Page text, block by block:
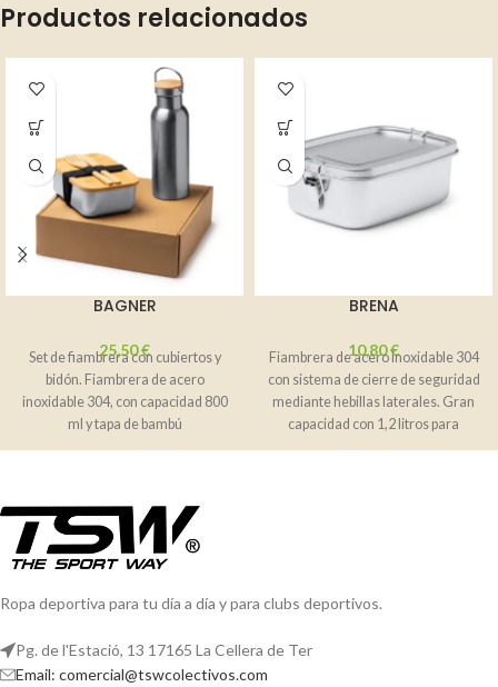
Productos relacionados
BAGNER
25,50€
Set de fiambrera con cubiertos y
bidón. Fiambrera de acero
inoxidable 304, con capacidad 800
ml y tapa de bambú
BRENA
10,80€
Fiambrera de acero inoxidable 304
con sistema de cierre de seguridad
mediante hebillas laterales. Gran
capacidad con 1,2 litros para
Ropa deportiva para tu día a día y para clubs deportivos.
Pg. de l'Estació, 13 17165 La Cellera de Ter
Email: comercial@tswcolectivos.com